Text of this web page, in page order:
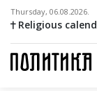
Thursday, 06.08.2026.
Religious